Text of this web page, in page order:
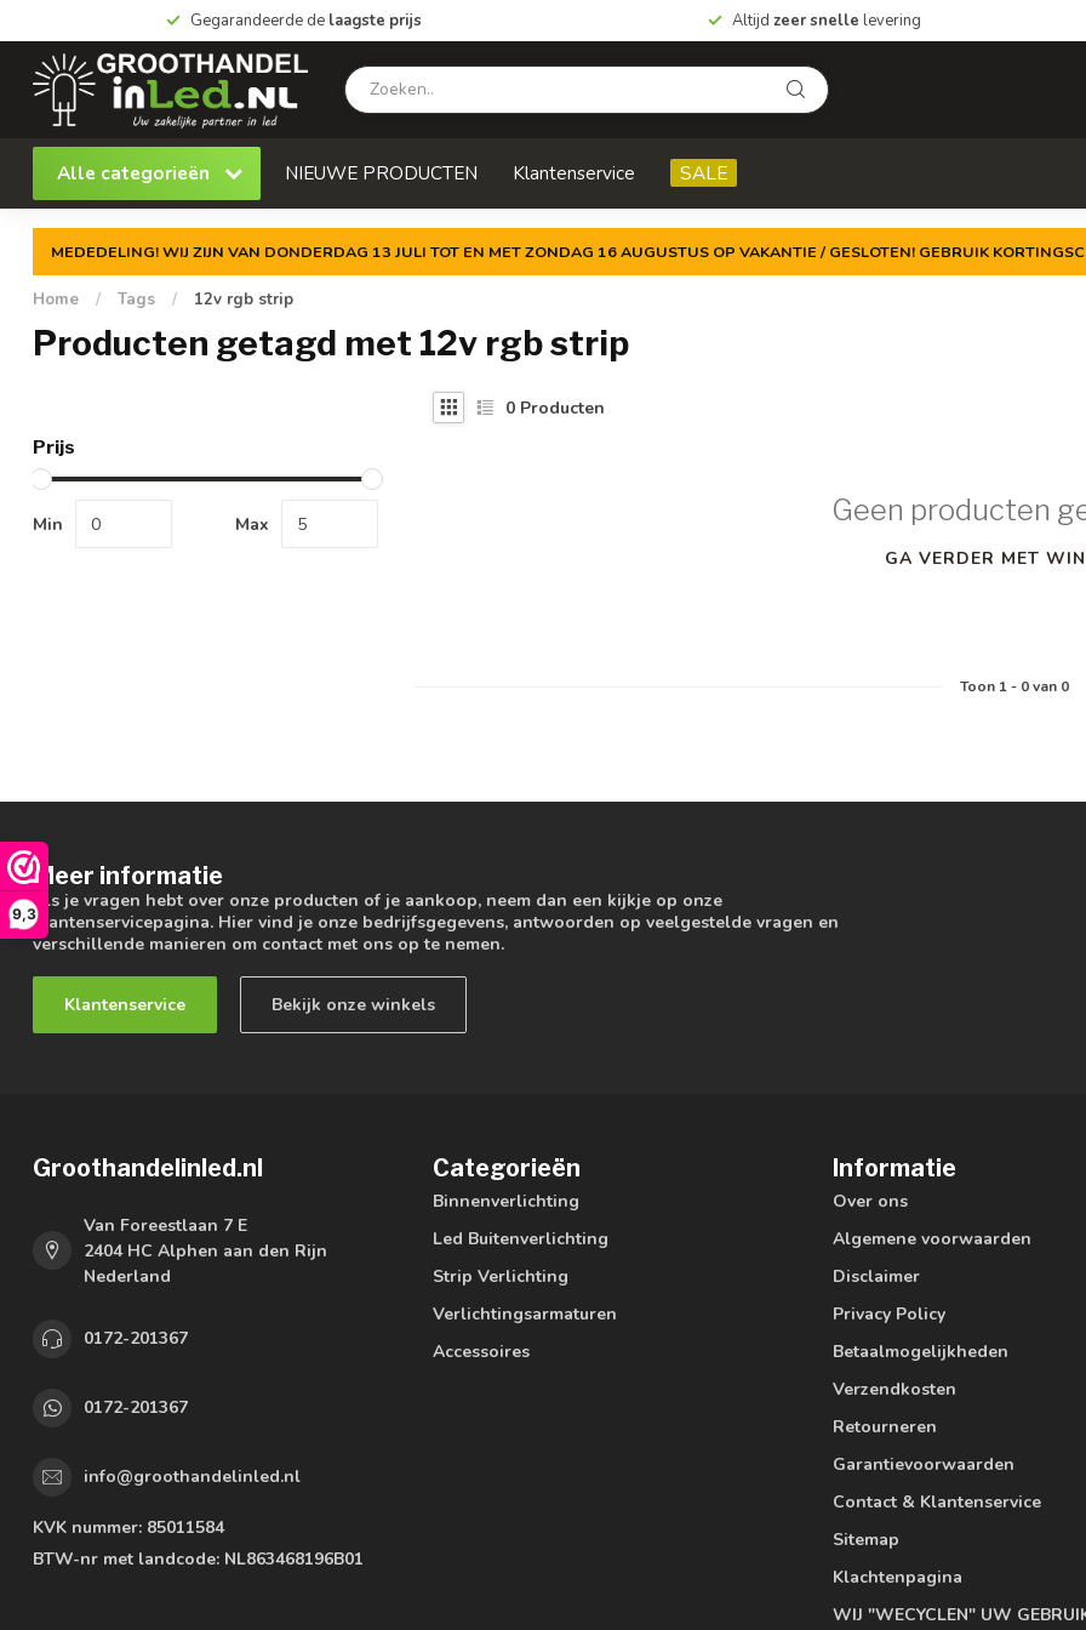
9,3
Gegarandeerde de laagste prijs Altijd zeer snelle levering
Alle categorieën NIEUWE PRODUCTEN Klantenservice SALE
MEDEDELING! WIJ ZIJN VAN DONDERDAG 13 JULI TOT EN MET ZONDAG 16 AUGUSTUS OP VAKANTIE / GESLOTEN! GEBRUIK
Home / Tags / 12v rgb strip
Producten getagd met 12v rgb strip
Prijs
Min Max
0 Producten
Geen producten
GA VERDER MET
Toon 1- 0van 0
Meer informatie
Als je vragen hebt over onze producten of je aankoop, neem dan een kijkje op onze
klantenservicepagina. Hier vind je onze bedrijfsgegevens, antwoorden op veelgestelde vragen en
verschillende manieren om contact met ons op te nemen.
Klantenservice Bekijk onze winkels
Groothandelinled.nl
Van Foreestlaan 7 E
2404 HC Alphen aan den Rijn
Nederland
0172-201367
0172-201367
info@groothandelinled.nl
KVK nummer: 85011584
BTW-nr met landcode: NL863468196B01
Categorieën
Binnenverlichting
Led Buitenverlichting
Strip Verlichting
Verlichtingsarmaturen
Accessoires
Informatie
Over ons
Algemene voorwaarden
Disclaimer
Privacy Policy
Betaalmogelijkheden
Verzendkosten
Retourneren
Garantievoorwaarden
Contact & Klantenservice
Sitemap
Klachtenpagina
WIJ "WECYCLEN" UW